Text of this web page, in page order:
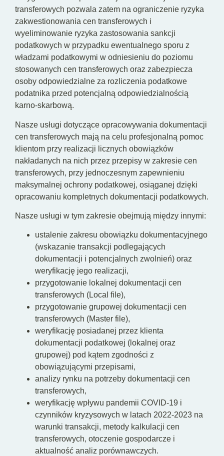
transferowych pozwala zatem na ograniczenie ryzyka
zakwestionowania cen transferowych i
wyeliminowanie ryzyka zastosowania sankcji
podatkowych w przypadku ewentualnego sporu z
władzami podatkowymi w odniesieniu do poziomu
stosowanych cen transferowych oraz zabezpiecza
osoby odpowiedzialne za rozliczenia podatkowe
podatnika przed potencjalną odpowiedzialnością
karno-skarbową.
Nasze usługi dotyczące opracowywania dokumentacji
cen transferowych mają na celu profesjonalną pomoc
klientom przy realizacji licznych obowiązków
nakładanych na nich przez przepisy w zakresie cen
transferowych, przy jednoczesnym zapewnieniu
maksymalnej ochrony podatkowej, osiąganej dzięki
opracowaniu kompletnych dokumentacji podatkowych.
Nasze usługi w tym zakresie obejmują między innymi:
ustalenie zakresu obowiązku dokumentacyjnego
(wskazanie transakcji podlegających
dokumentacji i potencjalnych zwolnień) oraz
weryfikację jego realizacji,
przygotowanie lokalnej dokumentacji cen
transferowych (Local file),
przygotowanie grupowej dokumentacji cen
transferowych (Master file),
weryfikację posiadanej przez klienta
dokumentacji podatkowej (lokalnej oraz
grupowej) pod kątem zgodności z
obowiązującymi przepisami,
analizy rynku na potrzeby dokumentacji cen
transferowych,
weryfikację wpływu pandemii COVID-19 i
czynników kryzysowych w latach 2022-2023 na
warunki transakcji, metody kalkulacji cen
transferowych, otoczenie gospodarcze i
aktualność analiz porównawczych.